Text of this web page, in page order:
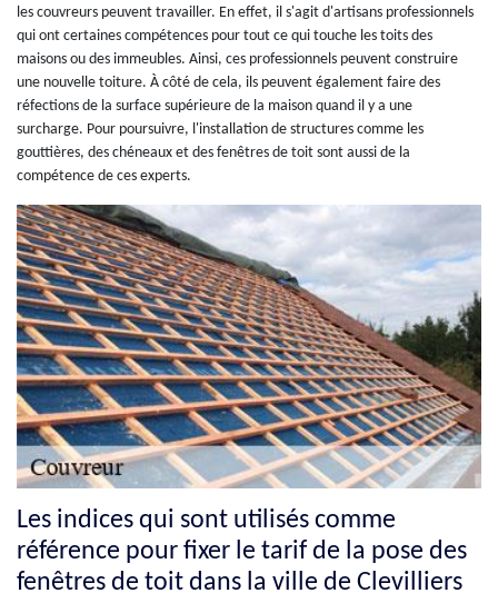
les couvreurs peuvent travailler. En effet, il s'agit d'artisans professionnels
qui ont certaines compétences pour tout ce qui touche les toits des
maisons ou des immeubles. Ainsi, ces professionnels peuvent construire
une nouvelle toiture. À côté de cela, ils peuvent également faire des
réfections de la surface supérieure de la maison quand il y a une
surcharge. Pour poursuivre, l'installation de structures comme les
gouttières, des chéneaux et des fenêtres de toit sont aussi de la
compétence de ces experts.
Les indices qui sont utilisés comme
référence pour fixer le tarif de la pose des
fenêtres de toit dans la ville de Clevilliers